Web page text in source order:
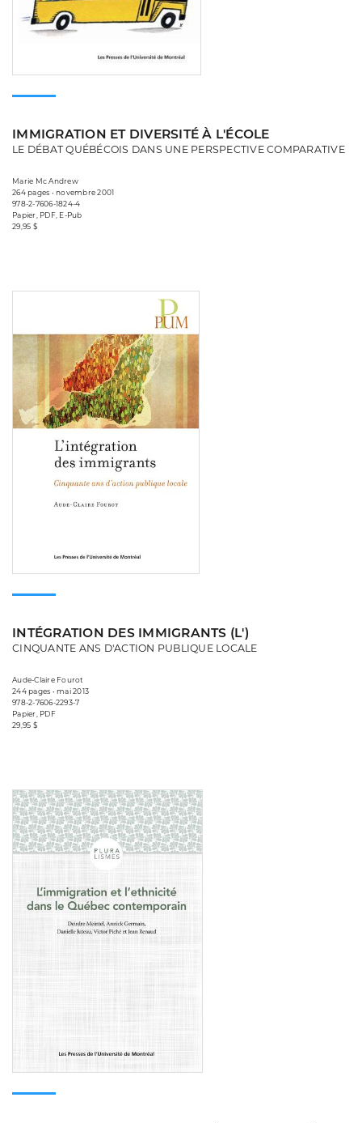
IMMIGRATION ET DIVERSITÉ À L'ÉCOLE
LE DÉBAT QUÉBÉCOIS DANS UNE PERSPECTIVE COMPARATIVE
Marie Mc Andrew
264 pages • novembre 2001
978-2-7606-1824-4
Papier, PDF, E-Pub
29,95 $
INTÉGRATION DES IMMIGRANTS (L')
CINQUANTE ANS D'ACTION PUBLIQUE LOCALE
Aude-Claire Fourot
244 pages • mai 2013
978-2-7606-2293-7
Papier, PDF
29,95 $